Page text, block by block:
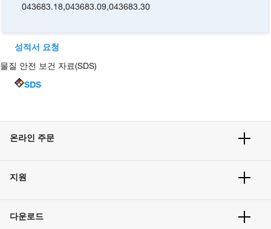
043683.18,043683.09,043683.30
성적서 요청
물질 안전 보건 자료(SDS)
SDS
온라인 주문
주문 방법
벌크 주문
지원
고객 센터
다운로드